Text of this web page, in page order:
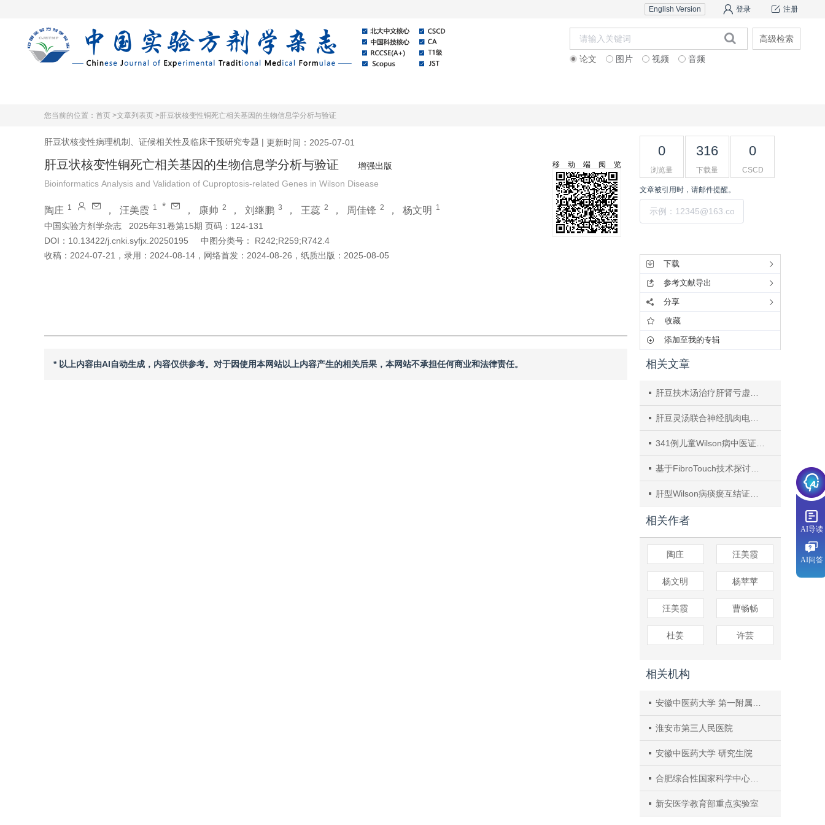
注册
登录
English Version
论文 图片 视频 音频
高级检索
您当前的位置： 首页 >文章列表页 >肝豆状核变性铜死亡相关基因的生物信息学分析与验证
肝豆状核变性病理机制、证候相关性及临床干预研究专题 | 更新时间：2025-07-01
肝豆状核变性铜死亡相关基因的生物信息学分析与验证
增强出版
Bioinformatics Analysis and Validation of Cuproptosis-related Genes in Wilson Disease
陶庄 1 ， 汪美霞 1 * ， 康帅 2 ， 刘继鹏 3 ， 王蕊 2 ， 周佳锋 2 ， 杨文明 1
中国实验方剂学杂志
2025年31卷第15期 页码：124-131
DOI： 10.13422/j.cnki.syfjx.20250195 中图分类号：
R242;R259;R742.4
收稿： 2024-07-21 ， 录用： 2024-08-14 ， 网络首发： 2024-08-26 ， 纸质出版： 2025-08-05
移动端阅览
* 以上内容由AI自动生成，内容仅供参考。对于因使用本网站以上内容产生的相关后果，本网站不承担任何商业和法律责任。
0
浏览量
316
下载量
0
CSCD
文章被引用时，请邮件提醒。
下载
参考文献导出
分享
收藏
添加至我的专辑
相关文章
肝豆扶木汤治疗肝肾亏虚、痰瘀互结型肝豆状核变性肝纤维化的临床疗效
肝豆灵汤联合神经肌肉电刺激疗法治疗痰瘀互结型Wilson病吞咽障碍的临床疗效
341例儿童Wilson病中医证型与脂代谢的相关性
基于FibroTouch技术探讨肝豆扶木颗粒干预痰瘀互结型WD患者肝纤维化及铜死亡相关指标的临床疗效
肝型Wilson病痰瘀互结证和湿热内蕴证临床特征和转归的差异性分析
相关作者
陶庄 汪美霞
杨文明 杨苹苹
汪美霞 曹畅畅
杜姜 许芸
相关机构
安徽中医药大学 第一附属医院
淮安市第三人民医院
安徽中医药大学 研究生院
合肥综合性国家科学中心大健康研究院新安医学与中医药现代化研究所
新安医学教育部重点实验室
AI导读
AI问答